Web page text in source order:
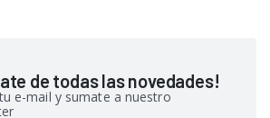
de todas las novedades!
e-mail y sumate a nuestro